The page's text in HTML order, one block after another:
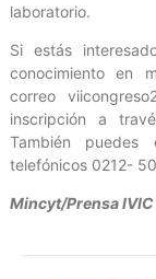
laboratorio.
Si estás
conocimiento en
correo
inscripción a
También
telefónicos 0212-
Mincyt/Prensa IVIC